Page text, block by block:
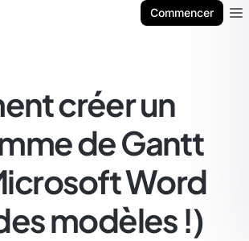
Commencer
créer un
de Gantt
Word
modèles !)